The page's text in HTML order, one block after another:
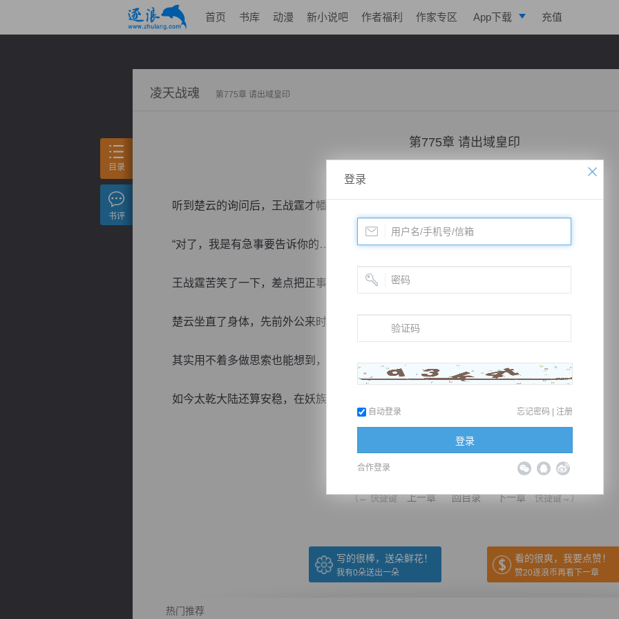
首页 书库 动漫 新小说吧 作者福利 作家专区 App下载 充值
凌天战魂 第775章 请出域皇印
第775章 请出域皇印
更新时间：2018-05-01 00:12 字数：3011
听到楚云的询问后，王战霆才幡然醒悟过来。
“对了，我是有急事要告诉你的……”
王战霆苦笑了一下，差点把正事给忘记了。
楚云坐直了身体，先前外公来时一副十万火急的样子，想来事情肯定不简单。
其实用不着多做思索也能想到，这所谓的急事一定跟妖族有关。
如今太乾大陆还算安稳，在妖族的...
（← 快捷键 上一章 回目录 下一章 快捷键→）
写的很棒，送朵鲜花！
我有0朵送出一朵
看的很爽，我要点赞！
赞20逐浪币再看下一章
热门推荐
目录
书评
登录
自动登录 忘记密码 | 注册
登录
合作登录